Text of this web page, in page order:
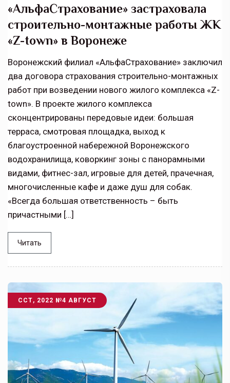
«АльфаСтрахование» застраховала
строительно-монтажные работы ЖК
«Z-town» в Воронеже
Воронежский филиал «АльфаСтрахование» заключил
два договора страхования строительно-монтажных
работ при возведении нового жилого комплекса «Z-
town». В проекте жилого комплекса
сконцентрированы передовые идеи: большая
терраса, смотровая площадка, выход к
благоустроенной набережной Воронежского
водохранилища, коворкинг зоны с панорамными
видами, фитнес-зал, игровые для детей, прачечная,
многочисленные кафе и даже душ для собак.
«Всегда большая ответственность – быть
причастными […]
Читать
ССТ, 2022 №4 АВГУСТ